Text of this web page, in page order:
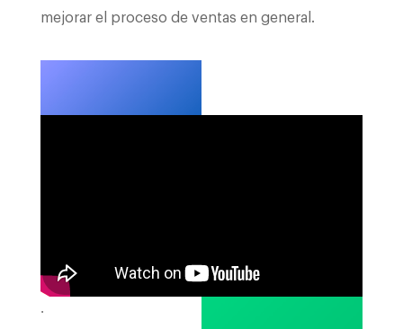
mejorar el proceso de ventas en general.
.